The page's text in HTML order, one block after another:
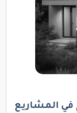
في المشاريع